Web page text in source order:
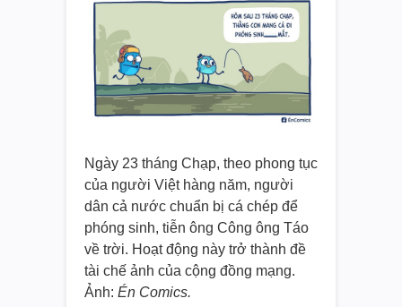
Ngày 23 tháng Chạp, theo phong tục
của người Việt hàng năm, người
dân cả nước chuẩn bị cá chép để
phóng sinh, tiễn ông Công ông Táo
về trời. Hoạt động này trở thành đề
tài chế ảnh của cộng đồng mạng.
Ảnh: Én Comics.